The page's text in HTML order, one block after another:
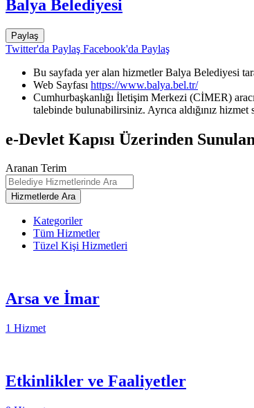
Balya Belediyesi
Paylaş
Twitter'da Paylaş Facebook'da Paylaş
Bu sayfada yer alan hizmetler Balya Belediyesi
Web Sayfası https://www.balya.bel.tr/
Cumhurbaşkanlığı İletişim Merkezi (CİMER)
talebinde bulunabilirsiniz. Ayrıca aldığınız
e-Devlet Kapısı Üzerinden
Aranan Terim
Kategoriler
Tüm Hizmetler
Tüzel Kişi Hizmetleri
Arsa ve İmar
1 Hizmet
Etkinlikler ve Faaliyetler